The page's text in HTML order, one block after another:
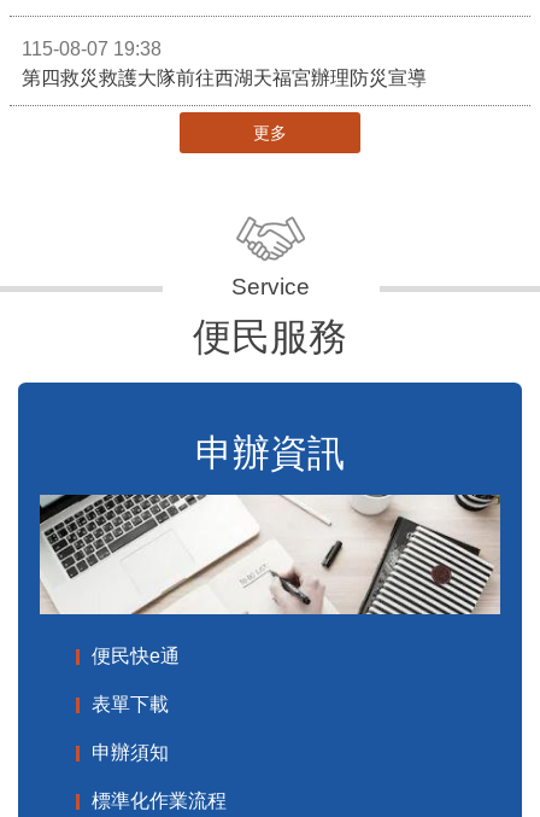
115-08-07 19:38
第四救災救護大隊前往西湖天福宮辦理防災宣導
更多
便民服務
申辦資訊
便民快e通
表單下載
申辦須知
標準化作業流程